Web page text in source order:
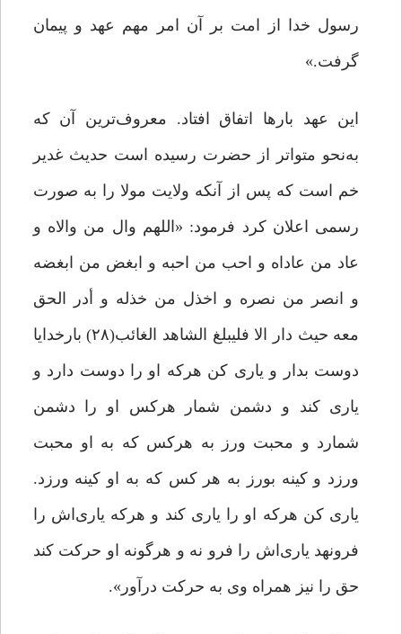
رسول خدا از امت بر آن امر مهم عهد و پیمان
گرفت.»
این عهد بارها اتفاق افتاد. معروف‌ترین آن که
به‌نحو متواتر از حضرت رسیده است حدیث غدیر
خم است که پس از آنکه ولایت مولا را به صورت
رسمی اعلان کرد فرمود: «اللهم وال من والاه و
عاد من عاداه و احب من احبه و ابغض من ابغضه
و انصر من نصره و اخذل من خذله و أدر الحق
معه حیث دار الا فلیبلغ الشاهد الغائب(۲۸) بارخدایا
دوست بدار و یاری کن هرکه او را دوست دارد و
یاری کند و دشمن شمار هرکس او را دشمن
شمارد و محبت ورز به هرکس که به او محبت
ورزد و کینه بورز به هر کس که به او کینه ورزد.
یاری کن هرکه او را یاری کند و هرکه یاری‌اش را
فرونهد یاری‌اش را فرو نه و هرگونه او حرکت کند
حق را نیز همراه وی به حرکت درآور».